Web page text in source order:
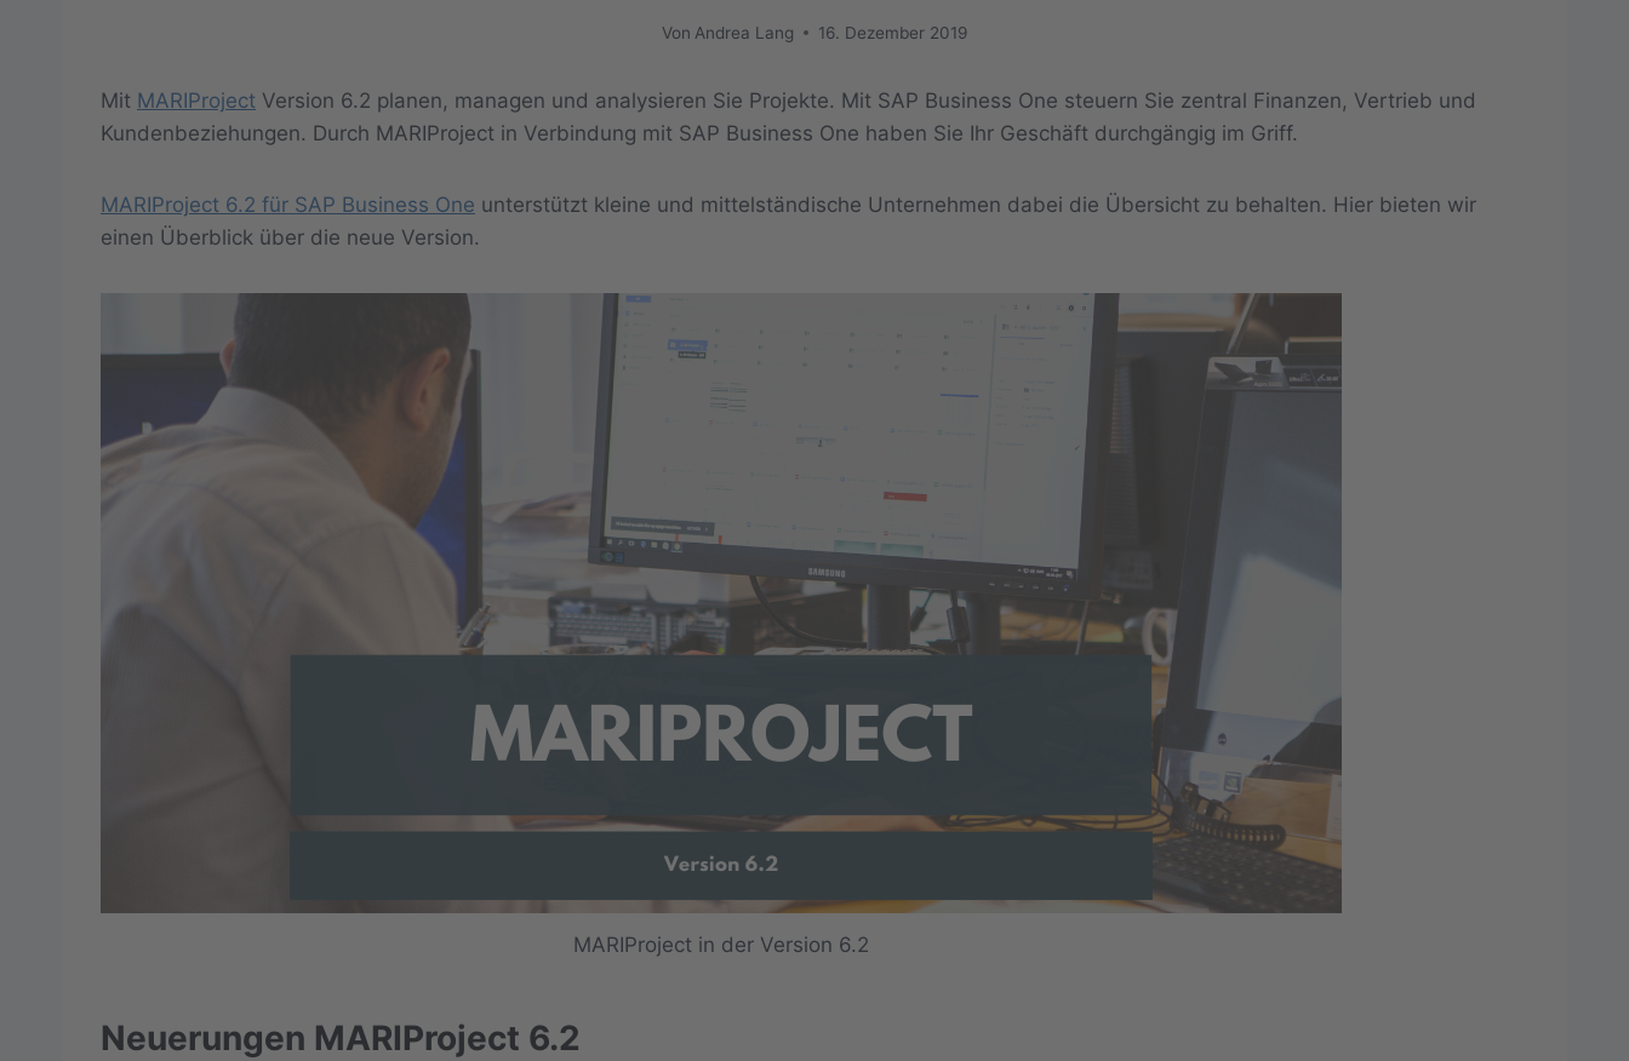
Von Andrea Lang 16. Dezember 2019
Mit MARIProject Version 6.2 planen, managen und analysieren Sie Projekte. Mit SAP Business One steuern Sie zentral Finanzen, Vertrieb und
Kundenbeziehungen. Durch MARIProject in Verbindung mit SAP Business One haben Sie Ihr Geschäft durchgängig im Griff.
MARIProject 6.2 für SAP Business One unterstützt kleine und mittelständische Unternehmen dabei die Übersicht zu behalten. Hier bieten wir
einen Überblick über die neue Version.
MARIProject in der Version 6.2
Neuerungen MARIProject 6.2